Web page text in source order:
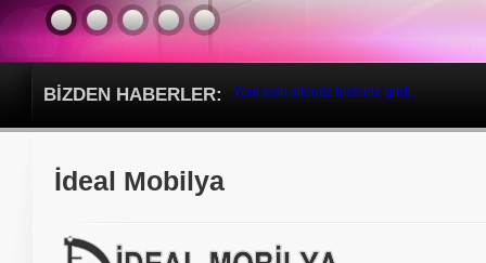
BİZDEN HABERLER: Yeni web sitemiz hizmete girdi.
İdeal Mobilya